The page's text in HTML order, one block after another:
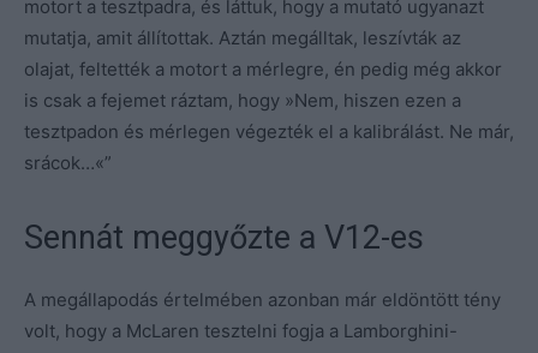
motort a tesztpadra, és láttuk, hogy a mutató ugyanazt
mutatja, amit állítottak. Aztán megálltak, leszívták az
olajat, feltették a motort a mérlegre, én pedig még akkor
is csak a fejemet ráztam, hogy »Nem, hiszen ezen a
tesztpadon és mérlegen végezték el a kalibrálást. Ne már,
srácok…«”
Sennát meggyőzte a V12-es
A megállapodás értelmében azonban már eldöntött tény
volt, hogy a McLaren tesztelni fogja a Lamborghini-